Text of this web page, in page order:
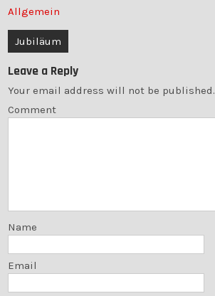
Allgemein
Post
Jubiläum
Leave a Reply
Your email address will not be published.
Comment
Name
Email